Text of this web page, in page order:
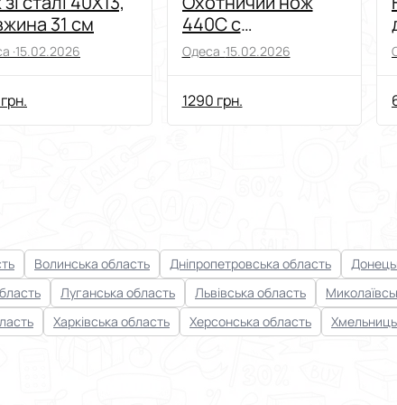
31 см
·15.02.2026
440C с
деревянной
Одеса ·15.02.2026
1290 грн.
Волинська область Дніпропетровська область
Луганська область Львівська область
Харківська область Херсонська область